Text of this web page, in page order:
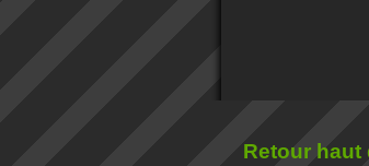
Retour haut